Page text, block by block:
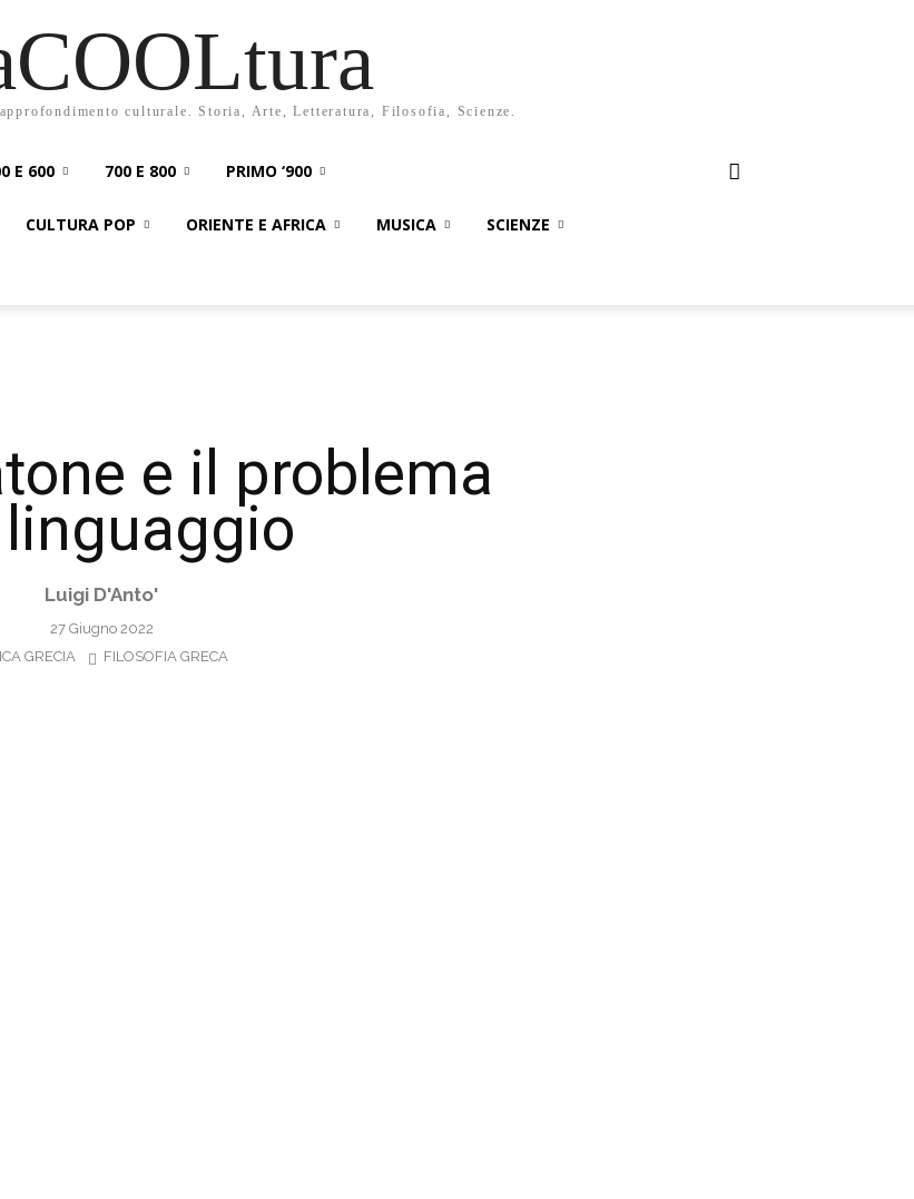
culturale. Storia, Arte, Letteratura, Filosofia, Scienze.
E 600 700 E 800 PRIMO ‘900
CULTURA POP ORIENTE E AFRICA MUSICA SCIENZE
e il problema
Luigi D'Anto'
27 Giugno 2022
GRECIA
FILOSOFIA GRECA